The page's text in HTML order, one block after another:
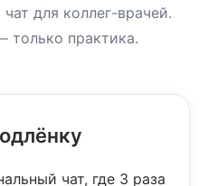
для коллег-врачей.
только практика.
чат, где 3 раза